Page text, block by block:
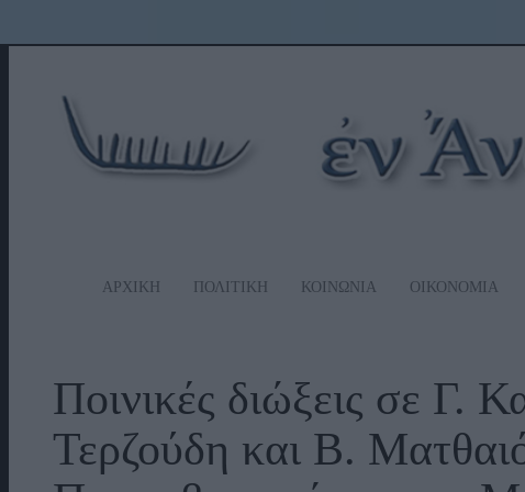
ΑΡΧΙΚΗ ΠΟΛΙΤΙΚΗ ΚΟΙΝΩΝΙΑ ΟΙΚΟΝΟΜΙΑ
Ποινικές διώξεις σε
Τερζούδη και Β.